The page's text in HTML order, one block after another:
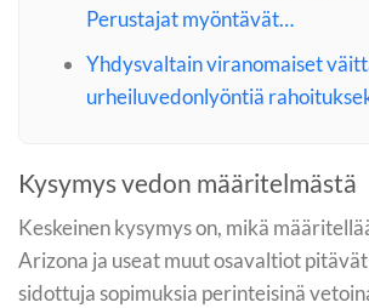
Perustajat myöntävät…
Yhdysvaltain viranomaiset
urheiluvedonlyöntiä
Kysymys vedon määritelmästä
Keskeinen kysymys on, mikä
Arizona ja useat muut osavaltiot
sidottuja sopimuksia perinteisinä